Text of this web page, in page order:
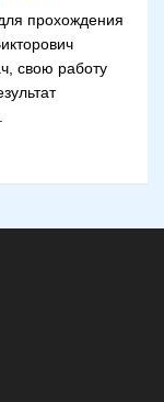
прохождения
свою работу